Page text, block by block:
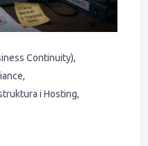
Continuity)
i Hosting